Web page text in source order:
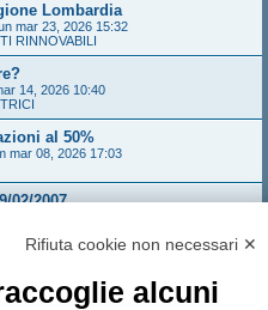
Lombardia
mar 23, 2026 15:32
RINNOVABILI
14, 2026 10:40
al 50%
mar 08, 2026 17:03
02/2007
gio feb 26, 2026 14:21
Rifiuta cookie non necessari ✕
alcuni